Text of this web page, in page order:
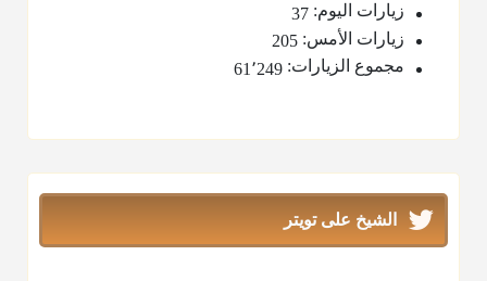
زيارات اليوم: 37
زيارات الأمس: 205
مجموع الزيارات: 61٬249
الشيخ على تويتر